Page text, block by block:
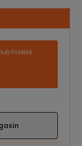
Fidélité